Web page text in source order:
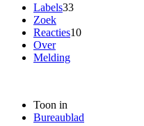
Labels33
Zoek
Reacties10
Over
Melding
Toon in
Bureaublad